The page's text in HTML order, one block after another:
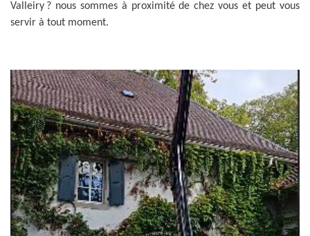
Valleiry ? nous sommes à proximité de chez vous et peut vous
servir à tout moment.